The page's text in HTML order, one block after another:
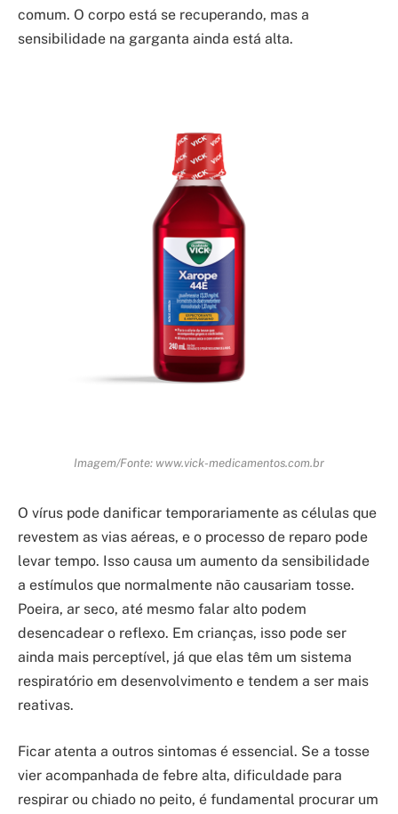
comum. O corpo está se recuperando, mas a
sensibilidade na garganta ainda está alta.
Imagem/Fonte: www.vick-medicamentos.com.br
O vírus pode danificar temporariamente as células que
revestem as vias aéreas, e o processo de reparo pode
levar tempo. Isso causa um aumento da sensibilidade
a estímulos que normalmente não causariam tosse.
Poeira, ar seco, até mesmo falar alto podem
desencadear o reflexo. Em crianças, isso pode ser
ainda mais perceptível, já que elas têm um sistema
respiratório em desenvolvimento e tendem a ser mais
reativas.
Ficar atenta a outros sintomas é essencial. Se a tosse
vier acompanhada de febre alta, dificuldade para
respirar ou chiado no peito, é fundamental procurar um